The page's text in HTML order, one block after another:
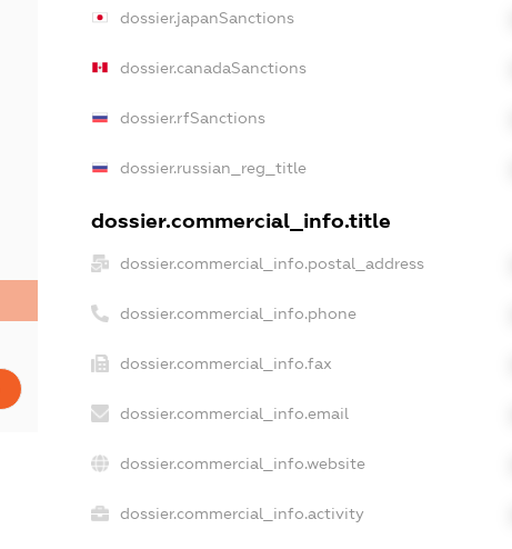
dossier.japanSanctions
dossier.canadaSanctions
dossier.rfSanctions
dossier.russian_reg_title
dossier.commercial_info.title
dossier.commercial_info.postal_address
dossier.commercial_info.phone
dossier.commercial_info.fax
dossier.commercial_info.email
dossier.commercial_info.website
dossier.commercial_info.activity